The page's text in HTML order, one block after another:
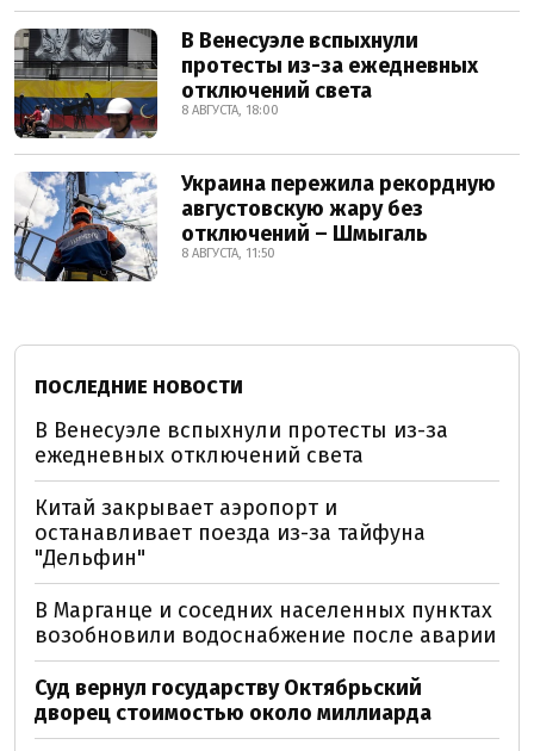
В Венесуэле вспыхнули
протесты из-за ежедневных
отключений света
8 АВГУСТА, 18:00
Украина пережила рекордную
августовскую жару без
отключений – Шмыгаль
8 АВГУСТА, 11:50
ПОСЛЕДНИЕ НОВОСТИ
В Венесуэле вспыхнули протесты из-за
ежедневных отключений света
Китай закрывает аэропорт и
останавливает поезда из-за тайфуна
"Дельфин"
В Марганце и соседних населенных пунктах
возобновили водоснабжение после аварии
Суд вернул государству Октябрьский
дворец стоимостью около миллиарда